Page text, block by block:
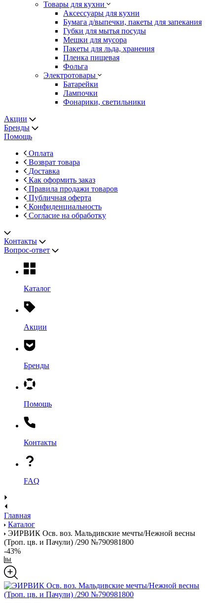
Товары для кухни
Аксессуары для кухни
Бумага д/выпечки, пакеты для запекания
Губки для мытья посуды
Мешки для мусора
Пакеты для льда, хранения
Пленка пищевая
Фольга
Электротовары
Батарейки
Лампочки
Фонарики, светильники
Акции
Бренды
Помощь
Оплата
Возврат товара
Доставка
Как оформить заказ
Правила продажи товаров
Публичная оферта
Конфиденциальность
Согласие на обработку
Контакты
Вопрос-ответ
Каталог
Акции
Бренды
Помощь
Контакты
FAQ
Главная
Каталог
ЭИРВИК Осв. воз. Мальдивские мечты/Нежной весны
(Троп. цв. и Пачули) /290 №790981800
-43%